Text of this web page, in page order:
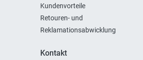
Kundenvorteile
Retouren- und
Reklamationsabwicklung
Kontakt